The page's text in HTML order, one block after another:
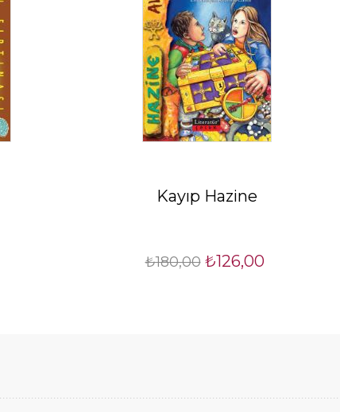
Kayıp Hazine
₺180,00 ₺126,00